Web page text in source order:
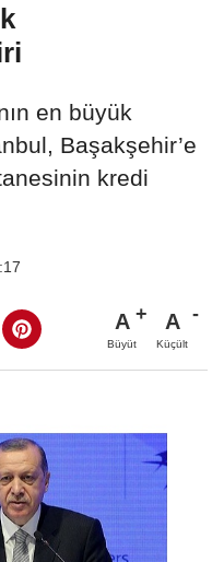
en büyük
Başakşehir’e
kredi
A
Büyüt
A
Küçült